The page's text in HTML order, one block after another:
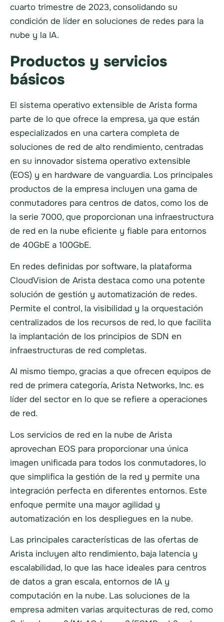
cuarto trimestre de 2023, consolidando su
condición de líder en soluciones de redes para la
nube y la IA.
Productos y servicios
básicos
El sistema operativo extensible de Arista forma
parte de lo que ofrece la empresa, ya que están
especializados en una cartera completa de
soluciones de red de alto rendimiento, centradas
en su innovador sistema operativo extensible
(EOS) y en hardware de vanguardia. Los principales
productos de la empresa incluyen una gama de
conmutadores para centros de datos, como los de
la serie 7000, que proporcionan una infraestructura
de red en la nube eficiente y fiable para entornos
de 40GbE a 100GbE.
En redes definidas por software, la plataforma
CloudVision de Arista destaca como una potente
solución de gestión y automatización de redes.
Permite el control, la visibilidad y la orquestación
centralizados de los recursos de red, lo que facilita
la implantación de los principios de SDN en
infraestructuras de red completas.
Al mismo tiempo, gracias a que ofrecen equipos de
red de primera categoría, Arista Networks, Inc. es
líder del sector en lo que se refiere a operaciones
de red.
Los servicios de red en la nube de Arista
aprovechan EOS para proporcionar una única
imagen unificada para todos los conmutadores, lo
que simplifica la gestión de la red y permite una
integración perfecta en diferentes entornos. Este
enfoque permite una mayor agilidad y
automatización en los despliegues en la nube.
Las principales características de las ofertas de
Arista incluyen alto rendimiento, baja latencia y
escalabilidad, lo que las hace ideales para centros
de datos a gran escala, entornos de IA y
computación en la nube. Las soluciones de la
empresa admiten varias arquitecturas de red, como